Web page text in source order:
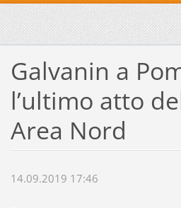
Galvanin a
l’ultimo atto
Area Nord
14.09.2019 17:46